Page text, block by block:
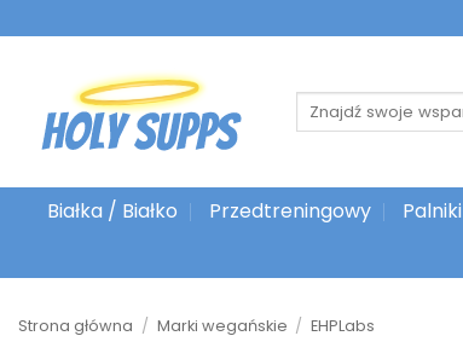
do
Szukaj:
Białka / Białko Przedtreningowy Palniki
Strona główna / Marki wegańskie / EHPLabs